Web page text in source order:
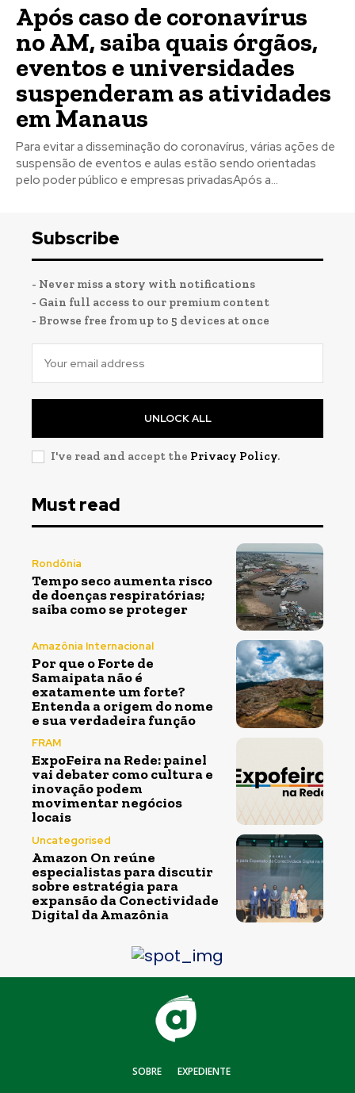
Após caso de coronavírus
no AM, saiba quais órgãos,
eventos e universidades
suspenderam as atividades
em Manaus
Para evitar a disseminação do coronavírus, várias ações de
suspensão de eventos e aulas estão sendo orientadas
pelo poder público e empresas privadasApós a...
Subscribe
- Never miss a story with notifications
- Gain full access to our premium content
- Browse free from up to 5 devices at once
UNLOCK ALL
I've read and accept the Privacy Policy.
Must read
Rondônia
Tempo seco aumenta risco
de doenças respiratórias;
saiba como se proteger
Amazônia Internacional
Por que o Forte de
Samaipata não é
exatamente um forte?
Entenda a origem do nome
e sua verdadeira função
FRAM
ExpoFeira na Rede: painel
vai debater como cultura e
inovação podem
movimentar negócios
locais
Uncategorised
Amazon On reúne
especialistas para discutir
sobre estratégia para
expansão da Conectividade
Digital da Amazônia
SOBRE EXPEDIENTE